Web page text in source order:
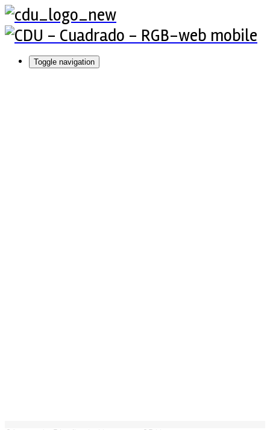
Toggle navigation